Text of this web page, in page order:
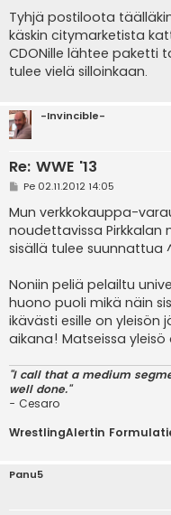
e
s
t
i
Tyhjä postiloota
käskin citymarketista
CDONille lähtee paketti
tulee vielä silloinkaan.
-Invincible-
Re: WWE '13
V
e
s
t
i
Pe 02.11.2012 14:05
Mun verkkokauppa-
noudettavissa Pirkkalan
sisällä tulee suunnattua
Noniin peliä pelailtu
huono puoli mikä näin
ikävästi esille on yleisön
aikana! Matseissa
"I call that a medium
well done."
- Cesaro
WrestlingAlertin
Panu5